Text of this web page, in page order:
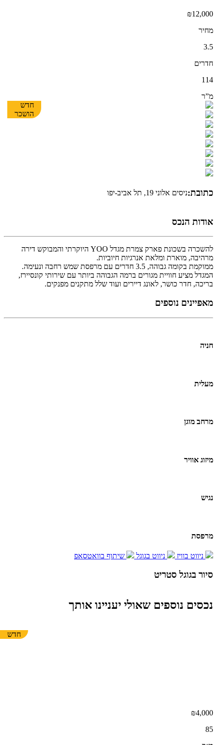
₪12,000
מחיר
3.5
חדרים
114
מ”ר
חדש
הושכר
כתובת:ניסים אלוני 19, תל אביב-יפו
אודות הנכס
להשכרה בשכונת פארק צמרת מגדל YOO היוקרתי והמבוקש דירה
מרהיבה, מוארת ומלאת אנרגיות חיוביות.
ממוקמת בקומה גבוהה, 3.5 חדרים עם מרפסת שמש רחבה ונעימה.
המגדל מציע חוויית מגורים ברמה הגבוהה ביותר עם שירותי קונסיירז,
בריכה, חדר כושר, לאונג דיירים ועוד שלל מתקנים מפנקים.
מאפיינים נוספים
חניה
מעלית
מרחב מוגן
מיזוג אוויר
נגיש
מרפסת
ניווט בוויז ניווט בגוגל שיתוף בוואטסאפ
סיור בגוגל סטריט
נכסים נוספים שאולי יעניינו אותך
חדש
₪4,000
85